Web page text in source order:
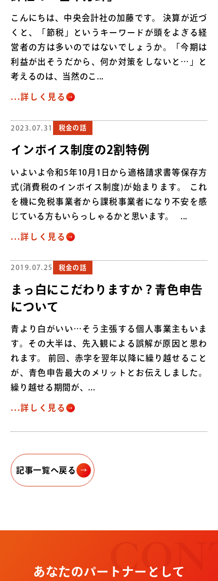
こんにちは、中央会計社の加藤です。 決算が近づ
くと、「節税」というキーワードが頭をよぎる経
営者の方は多いのではないでしょうか。「今期は
利益が出そうだから、何か対策をしないと…」と
考えるのは、当然のこ...
...詳しく見る
2023.07.31 税金の話
インボイス制度の2割特例
いよいよ令和5年10月1日から適格請求書等保存方
式(消費税のインボイス制度)が始まります｡ これ
を機に免税事業者から課税事業者になり不安を感
じている方もいらっしゃるかと思います。 ...
...詳しく見る
2019.07.25 税金の話
まっ白にこだわりますか？青色申告
について
青より白がいい…そう主張する個人事業主もいま
す。その大半は、先入観による誤解が原因と思わ
れます。 前回、赤字を翌年以降に繰り越せること
が、青色申告最大のメリットとお伝えしました。
繰り越せる期間が、...
...詳しく見る
記事一覧へ戻る
あなたのパートナーとして